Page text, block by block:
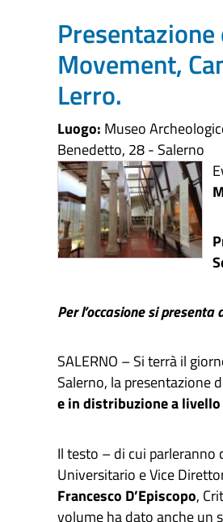
Movement,
Lerro.
Luogo: Museo
Benedetto, 28 - Salerno
Per l’occasione si
SALERNO – Si terrà il
Salerno, la presentazione
e in distribuzione a
Il testo – di cui parleranno
Universitario e Vice
Francesco D’Episcopo,
volume ha dato anche un